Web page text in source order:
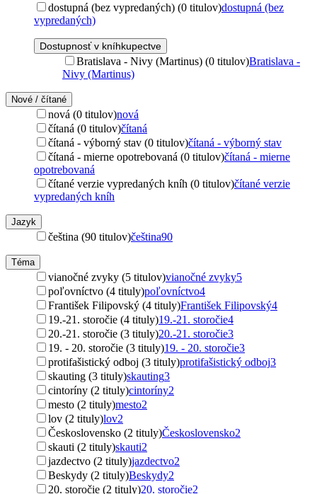
dostupná (bez vypredaných) (0 titulov)dostupná (bez
vypredaných)
Dostupnosť v kníhkupectve
Bratislava - Nivy (Martinus) (0 titulov)Bratislava -
Nivy (Martinus)
Nové / čítané
nová (0 titulov)nová
čítaná (0 titulov)čítaná
čítaná - výborný stav (0 titulov)čítaná - výborný stav
čítaná - mierne opotrebovaná (0 titulov)čítaná - mierne
opotrebovaná
čítané verzie vypredaných kníh (0 titulov)čítané verzie
vypredaných kníh
Jazyk
čeština (90 titulov)čeština90
Téma
vianočné zvyky (5 titulov)vianočné zvyky5
poľovníctvo (4 tituly)poľovníctvo4
František Filipovský (4 tituly)František Filipovský4
19.-21. storočie (4 tituly)19.-21. storočie4
20.-21. storočie (3 tituly)20.-21. storočie3
19. - 20. storočie (3 tituly)19. - 20. storočie3
protifašistický odboj (3 tituly)protifašistický odboj3
skauting (3 tituly)skauting3
cintoríny (2 tituly)cintoríny2
mesto (2 tituly)mesto2
lov (2 tituly)lov2
Československo (2 tituly)Československo2
skauti (2 tituly)skauti2
jazdectvo (2 tituly)jazdectvo2
Beskydy (2 tituly)Beskydy2
20. storočie (2 tituly)20. storočie2